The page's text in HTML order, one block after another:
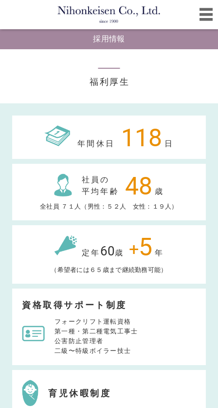
採用情報
福利厚生
年間休日 118 日
社員の
平均年齢
48 歳
全社員 ７１人（男性：５２人 女性：１９人）
定年 60歳 +5 年
（希望者には６５歳まで継続勤務可能）
資格取得サポート制度
フォークリフト運転資格
第一種・第二種電気工事士
公害防止管理者
二級〜特級ボイラー技士
育児休暇制度